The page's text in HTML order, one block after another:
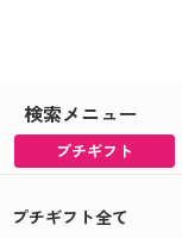
検索メニュー
プチギフト
プチギフト全て